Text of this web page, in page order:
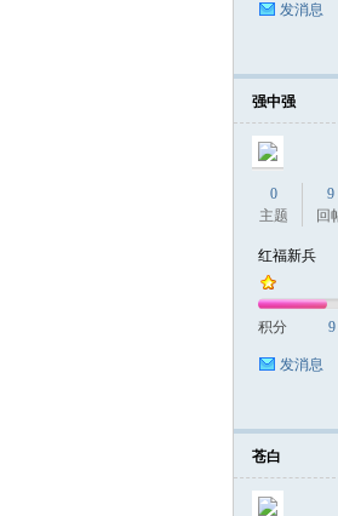
发消息
强中强
0
主题
9
回
红福新兵
积分 9
发消息
苍白